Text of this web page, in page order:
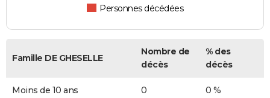
Personnes décédées
Famille DE GHESELLE
Nombre de
décès
% des
décès
Moins de 10 ans 0 0 %